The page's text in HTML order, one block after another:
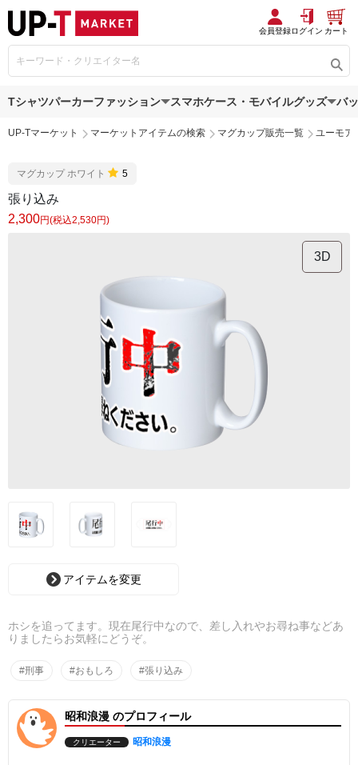
会員登録ログイン カート
Tシャツパーカーファッション スマホケース・モバイルグッズ バ
UP-Tマーケット マーケットアイテムの検索 マグカップ販売一覧 ユーモア
マグカップ ホワイト 5
張り込み
2,300円(税込2,530円)
3D
アイテムを変更
ホシを追ってます。現在尾行中なので、差し入れやお尋ね事などあ
りましたらお気軽にどうぞ。
#刑事 #おもしろ #張り込み
昭和浪漫 のプロフィール
クリエーター 昭和浪漫